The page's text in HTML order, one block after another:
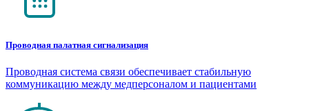
Проводная палатная сигнализация
Проводная система связи обеспечивает стабильную
коммуникацию между медперсоналом и пациентами